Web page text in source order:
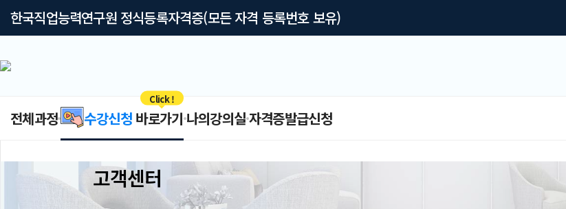
한국직업능력연구원 정식등록자격증(모든 자격 등록번호 보유)
전체과정 수강신청바로가기
Click !
나의강의실자격증발급신청
고객센터